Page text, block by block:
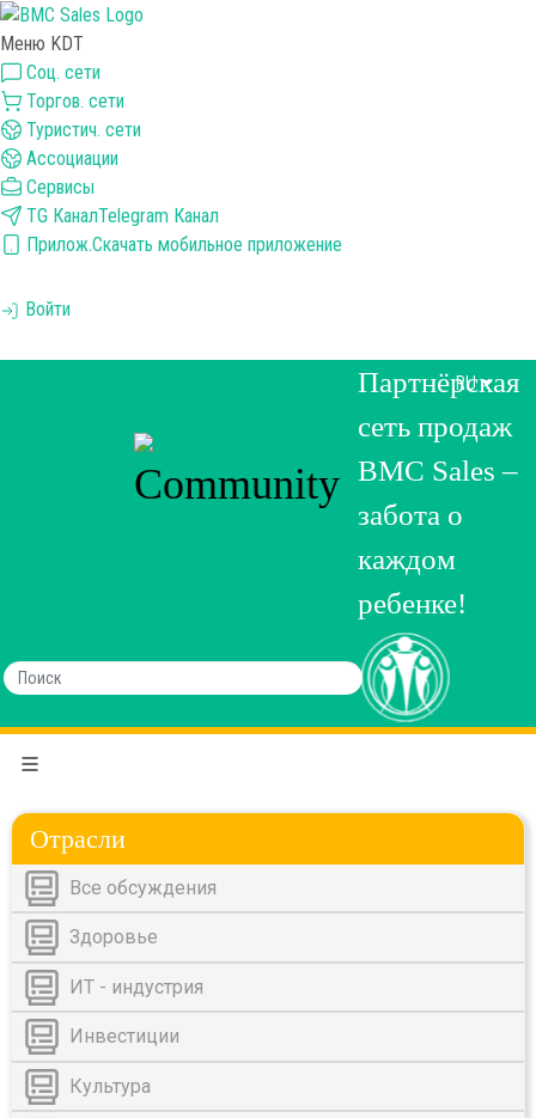
Меню KDT
Соц. сети
Торгов. сети
Туристич. сети
Ассоциации
Сервисы
TG КаналTelegram Канал
Прилож.Скачать мобильное приложение
Войти
Партнёрская
сеть продаж
BMC Sales –
забота о
каждом
ребенке!
RU
Отрасли
Все обсуждения
Здоровье
ИТ - индустрия
Инвестиции
Культура